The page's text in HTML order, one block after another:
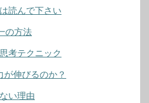
読んで下さい
の方法
考テクニック
が伸びるのか？
い理由